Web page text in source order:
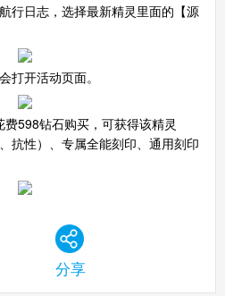
行日志，选择最新精灵里面的【源
打开活动页面。
598钻石购买，可获得该精灵
抗性）、专属全能刻印、通用刻印
分享